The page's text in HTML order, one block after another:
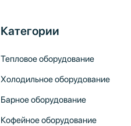
Категории
Тепловое оборудование
Холодильное оборудование
Барное оборудование
Кофейное оборудование